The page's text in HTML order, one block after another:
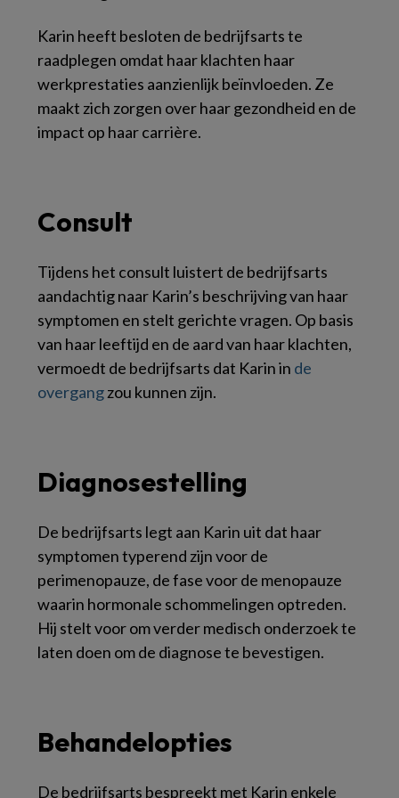
Karin heeft besloten de bedrijfsarts te
raadplegen omdat haar klachten haar
werkprestaties aanzienlijk beïnvloeden. Ze
maakt zich zorgen over haar gezondheid en de
impact op haar carrière.
Consult
Tijdens het consult luistert de bedrijfsarts
aandachtig naar Karin’s beschrijving van haar
symptomen en stelt gerichte vragen. Op basis
van haar leeftijd en de aard van haar klachten,
vermoedt de bedrijfsarts dat Karin in de
overgangzou kunnen zijn.
Diagnosestelling
De bedrijfsarts legt aan Karin uit dat haar
symptomen typerend zijn voor de
perimenopauze, de fase voor de menopauze
waarin hormonale schommelingen optreden.
Hij stelt voor om verder medisch onderzoek te
laten doen om de diagnose te bevestigen.
Behandelopties
De bedrijfsarts bespreekt met Karin enkele